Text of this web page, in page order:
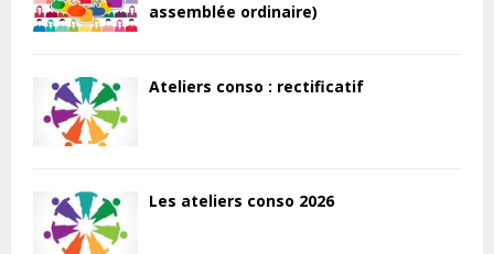
assemblée ordinaire)
Ateliers conso : rectificatif
Les ateliers conso 2026